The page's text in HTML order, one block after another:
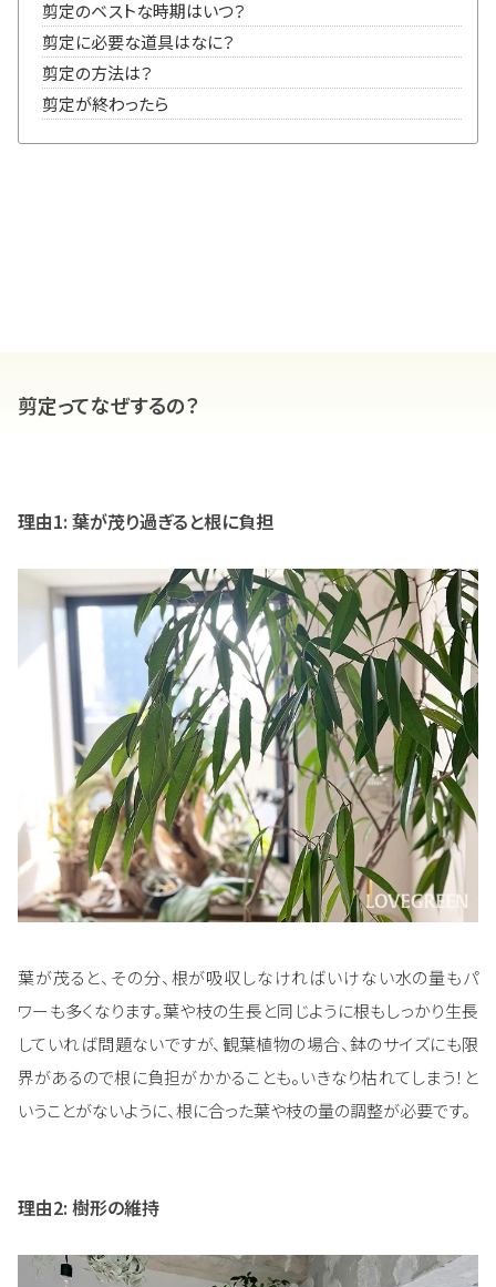
剪定のベストな時期はいつ？
剪定に必要な道具はなに？
剪定の方法は？
剪定が終わったら
剪定ってなぜするの？
理由1: 葉が茂り過ぎると根に負担
葉が茂ると、その分、根が吸収しなければいけない水の量もパ
ワーも多くなります。葉や枝の生長と同じように根もしっかり生長
していれば問題ないですが、観葉植物の場合、鉢のサイズにも限
界があるので根に負担がかかることも。いきなり枯れてしまう！と
いうことがないように、根に合った葉や枝の量の調整が必要です。
理由2: 樹形の維持